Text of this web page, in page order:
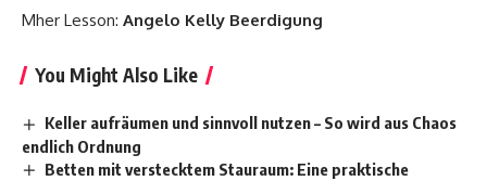
Mher Lesson: Angelo Kelly Beerdigung
You Might Also Like
Keller aufräumen und sinnvoll nutzen – So wird aus Chaos
endlich Ordnung
Betten mit verstecktem Stauraum: Eine praktische